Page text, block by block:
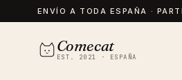
ENVÍO A TODA ESPAÑA ·
Comecat
EST. 2021 · ESPAÑA